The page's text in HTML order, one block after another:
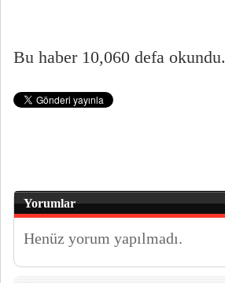
Bu haber 10,060 defa okundu.
Yorumlar
Henüz yorum yapılmadı.